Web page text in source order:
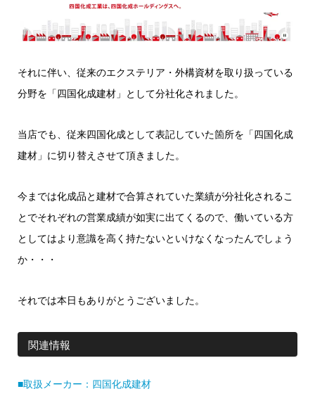
それに伴い、従来のエクステリア・外構資材を取り扱っている
分野を「四国化成建材」として分社化されました。
当店でも、従来四国化成として表記していた箇所を「四国化成
建材」に切り替えさせて頂きました。
今までは化成品と建材で合算されていた業績が分社化されるこ
とでそれぞれの営業成績が如実に出てくるので、働いている方
としてはより意識を高く持たないといけなくなったんでしょう
か・・・
それでは本日もありがとうございました。
関連情報
■取扱メーカー：四国化成建材